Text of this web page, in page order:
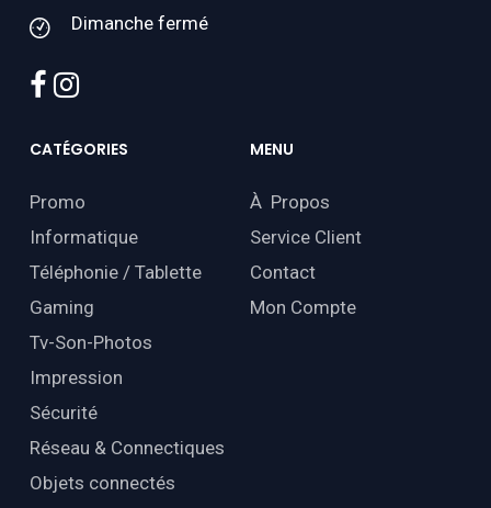
Dimanche fermé
facebook
instagram
CATÉGORIES
Promo
Informatique
Téléphonie / Tablette
Gaming
Tv-Son-Photos
Impression
Sécurité
Réseau & Connectiques
Objets connectés
MENU
À Propos
Service Client
Contact
Mon Compte